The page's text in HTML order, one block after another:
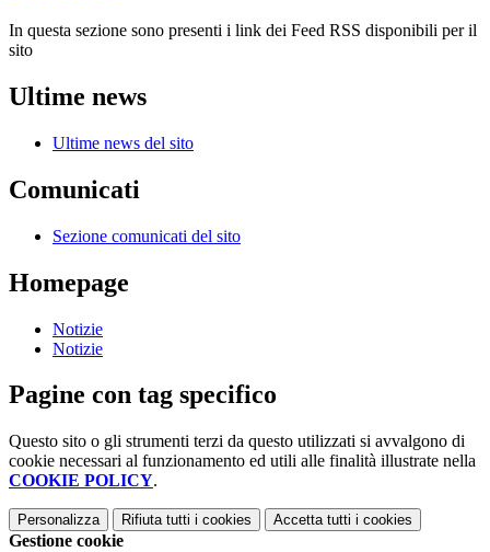
In questa sezione sono presenti i link dei Feed RSS disponibili per il
sito
Ultime news
Ultime news del sito
Comunicati
Sezione comunicati del sito
Homepage
Notizie
Notizie
Pagine con tag specifico
Questo sito o gli strumenti terzi da questo utilizzati si avvalgono di
cookie necessari al funzionamento ed utili alle finalità illustrate nella
COOKIE POLICY.
Personalizza Rifiuta tutti i cookies Accetta tutti i cookies
Gestione cookie